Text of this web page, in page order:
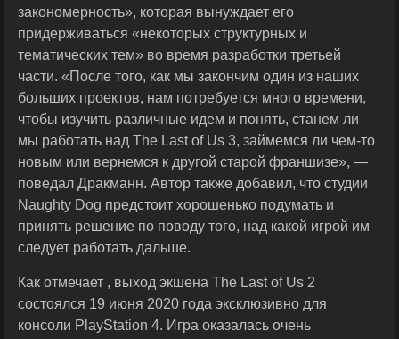
закономерность», которая вынуждает его
придерживаться «некоторых структурных и
тематических тем» во время разработки третьей
части. «После того, как мы закончим один из наших
больших проектов, нам потребуется много времени,
чтобы изучить различные идем и понять, станем ли
мы работать над The Last of Us 3, займемся ли чем-то
новым или вернемся к другой старой франшизе», —
поведал Дракманн. Автор также добавил, что студии
Naughty Dog предстоит хорошенько подумать и
принять решение по поводу того, над какой игрой им
следует работать дальше.
Как отмечает , выход экшена The Last of Us 2
состоялся 19 июня 2020 года эксклюзивно для
консоли PlayStation 4. Игра оказалась очень